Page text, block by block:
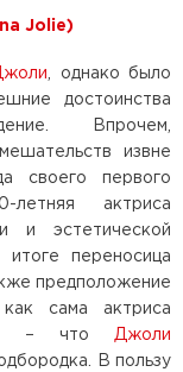
Jolie)
, однако было
достоинства
Впрочем,
извне
своего первого
актриса
и эстетической
переносица
предположение
сама актриса
– что Джоли
В пользу